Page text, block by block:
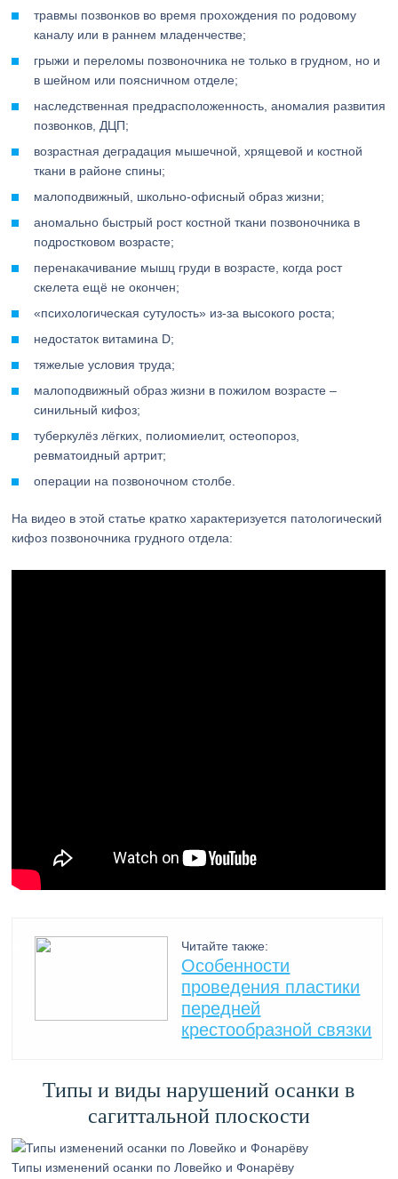
травмы позвонков во время прохождения по родовому
каналу или в раннем младенчестве;
грыжи и переломы позвоночника не только в грудном, но и
в шейном или поясничном отделе;
наследственная предрасположенность, аномалия развития
позвонков, ДЦП;
возрастная деградация мышечной, хрящевой и костной
ткани в районе спины;
малоподвижный, школьно-офисный образ жизни;
аномально быстрый рост костной ткани позвоночника в
подростковом возрасте;
перенакачивание мышц груди в возрасте, когда рост
скелета ещё не окончен;
«психологическая сутулость» из-за высокого роста;
недостаток витамина D;
тяжелые условия труда;
малоподвижный образ жизни в пожилом возрасте –
синильный кифоз;
туберкулёз лёгких, полиомиелит, остеопороз,
ревматоидный артрит;
операции на позвоночном столбе.
На видео в этой статье кратко характеризуется патологический
кифоз позвоночника грудного отдела:
Читайте также:
Особенности
проведения пластики
передней
крестообразной связки
Типы и виды нарушений осанки в
сагиттальной плоскости
Типы изменений осанки по Ловейко и Фонарёву